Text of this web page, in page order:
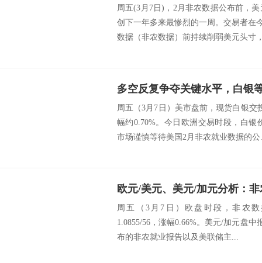
周五(3月7日)，2月非农数据公布前，
创下一年多来最惨烈的一周。交易者在
数据（非农数据）前持续削弱美元头寸
多空反复争夺关键水平，白银
周五（3月7日）美市盘前，现货白银交
幅约0.70%。今日欧洲交易时段，白银
市场谨慎等待美国2月非农就业数据的公
周五（3月7日）欧盘时段，非农
1.0855/56，涨幅0.66%。美元/加元盘中
布的非农就业报告以及美联储主...